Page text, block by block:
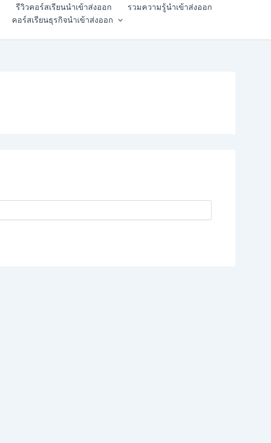
รีวิวคอร์สเรียนนำเข้าส่งออก
รวมความรู้นำเข้าส่งออก
คอร์สเรียนธุรกิจนำเข้าส่งออก